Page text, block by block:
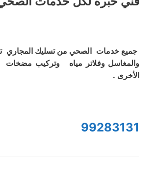
جميع خدمات الصحي من تسليك المجاري
والمغاسل وفلاتر مياه وتركيب مضخات
الأخرى .
99283131